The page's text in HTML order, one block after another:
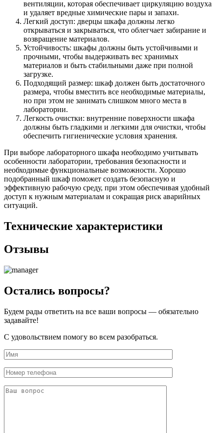
вентиляции, которая обеспечивает циркуляцию воздуха
и удаляет вредные химические пары и запахи.
Легкий доступ: дверцы шкафа должны легко
открываться и закрываться, что облегчает забирание и
возвращение материалов.
Устойчивость: шкафы должны быть устойчивыми и
прочными, чтобы выдерживать вес хранимых
материалов и быть стабильными даже при полной
загрузке.
Подходящий размер: шкаф должен быть достаточного
размера, чтобы вместить все необходимые материалы,
но при этом не занимать слишком много места в
лаборатории.
Легкость очистки: внутренние поверхности шкафа
должны быть гладкими и легкими для очистки, чтобы
обеспечить гигиенические условия хранения.
При выборе лабораторного шкафа необходимо учитывать
особенности лаборатории, требования безопасности и
необходимые функциональные возможности. Хорошо
подобранный шкаф поможет создать безопасную и
эффективную рабочую среду, при этом обеспечивая удобный
доступ к нужным материалам и сокращая риск аварийных
ситуаций.
Технические характеристики
Отзывы
Остались вопросы?
Будем рады ответить на все ваши вопросы — обязательно
задавайте!
С удовольствием помогу во всем разобраться.